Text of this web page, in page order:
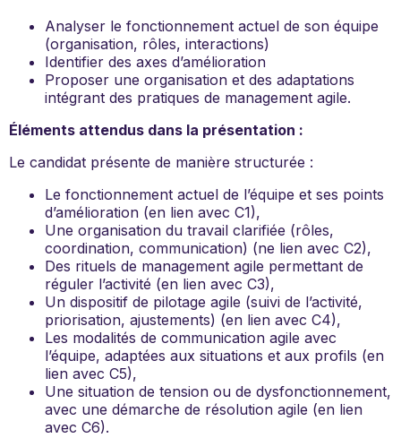
Analyser le fonctionnement actuel de son équipe
(organisation, rôles, interactions)
Identifier des axes d’amélioration
Proposer une organisation et des adaptations
intégrant des pratiques de management agile.
Éléments attendus dans la présentation :
Le candidat présente de manière structurée :
Le fonctionnement actuel de l’équipe et ses points
d’amélioration (en lien avec C1),
Une organisation du travail clarifiée (rôles,
coordination, communication) (ne lien avec C2),
Des rituels de management agile permettant de
réguler l’activité (en lien avec C3),
Un dispositif de pilotage agile (suivi de l’activité,
priorisation, ajustements) (en lien avec C4),
Les modalités de communication agile avec
l’équipe, adaptées aux situations et aux profils (en
lien avec C5),
Une situation de tension ou de dysfonctionnement,
avec une démarche de résolution agile (en lien
avec C6).